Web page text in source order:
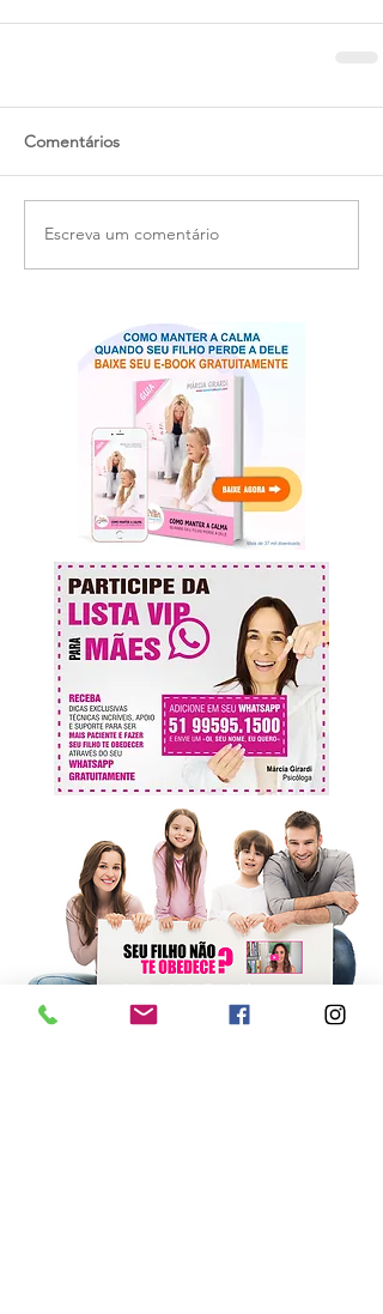
Comentários
Escreva um comentário